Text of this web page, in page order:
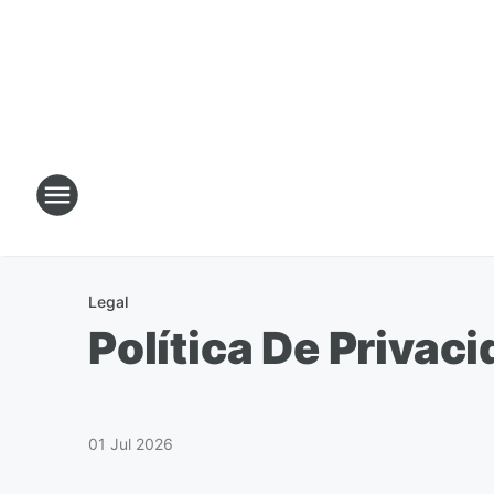
Legal
Política De
01 Jul 2026